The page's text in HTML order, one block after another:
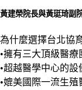
黃建榮院長與黃珽琦副
為什麼選擇台北協
•擁有三大頂級醫療
•超越醫學中心的
•媲美國際一流生